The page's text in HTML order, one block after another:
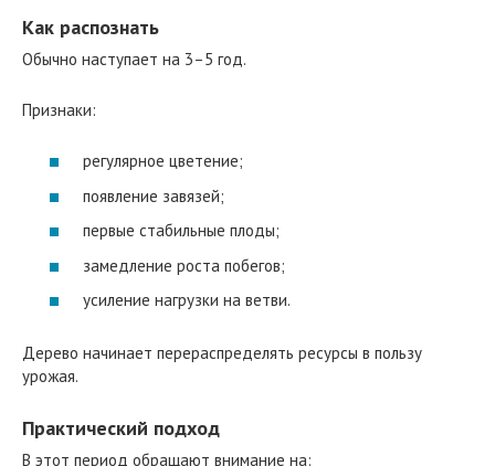
Как распознать
Обычно наступает на 3–5 год.
Признаки:
регулярное цветение;
появление завязей;
первые стабильные плоды;
замедление роста побегов;
усиление нагрузки на ветви.
Дерево начинает перераспределять ресурсы в пользу
урожая.
Практический подход
В этот период обращают внимание на: